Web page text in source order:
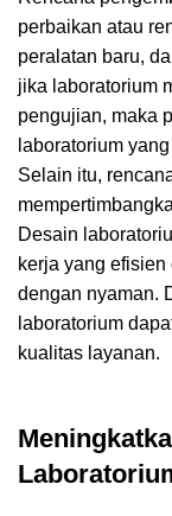
perbaikan atau
peralatan baru,
jika laboratorium
pengujian, maka
laboratorium
Selain itu,
Desain
kerja yang
dengan nyaman.
laboratorium
kualitas layanan.